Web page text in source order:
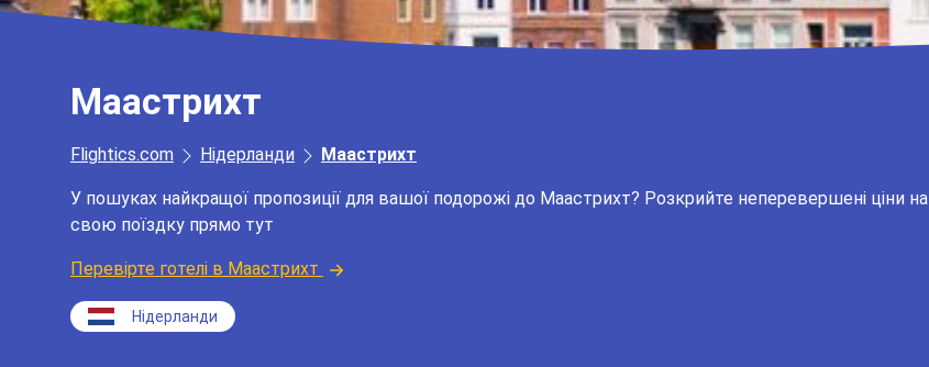
Маастрихт
Flightics.com Нідерланди Маастрихт
У пошуках найкращої пропозиції для вашої подорожі до Маастрихт? Розкрийте неперевершені ціни на
свою поїздку прямо тут
Перевірте готелі в Маастрихт
Нідерланди